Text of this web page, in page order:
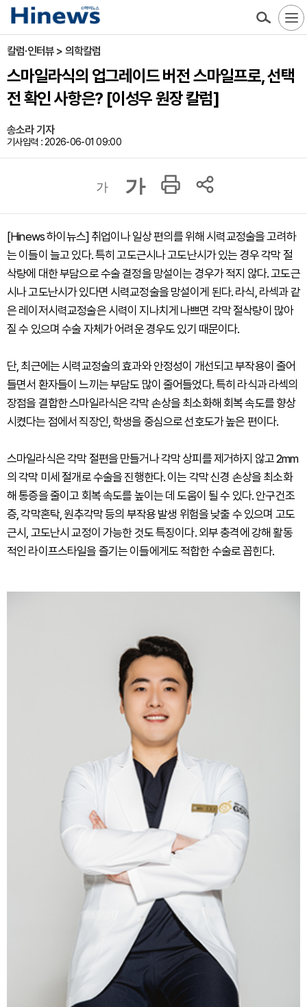
칼럼·인터뷰 > 의학칼럼
스마일라식의 업그레이드 버전 스마일프로, 선택
전 확인 사항은? [이성우 원장 칼럼]
송소라 기자
기사입력 : 2026-06-01 09:00
가 가
[Hinews 하이뉴스] 취업이나 일상 편의를 위해 시력교정술을 고려하
는 이들이 늘고 있다. 특히 고도근시나 고도난시가 있는 경우 각막 절
삭량에 대한 부담으로 수술 결정을 망설이는 경우가 적지 않다. 고도근
시나 고도난시가 있다면 시력교정술을 망설이게 된다. 라식, 라섹과 같
은 레이저시력교정술은 시력이 지나치게 나쁘면 각막 절삭량이 많아
질 수 있으며 수술 자체가 어려운 경우도 있기 때문이다.
단, 최근에는 시력교정술의 효과와 안정성이 개선되고 부작용이 줄어
들면서 환자들이 느끼는 부담도 많이 줄어들었다. 특히 라식과 라섹의
장점을 결합한 스마일라식은 각막 손상을 최소화해 회복 속도를 향상
시켰다는 점에서 직장인, 학생을 중심으로 선호도가 높은 편이다.
스마일라식은 각막 절편을 만들거나 각막 상피를 제거하지 않고 2mm
의 각막 미세 절개로 수술을 진행한다. 이는 각막 신경 손상을 최소화
해 통증을 줄이고 회복 속도를 높이는 데 도움이 될 수 있다. 안구건조
증, 각막혼탁, 원추각막 등의 부작용 발생 위험을 낮출 수 있으며 고도
근시, 고도난시 교정이 가능한 것도 특징이다. 외부 충격에 강해 활동
적인 라이프스타일을 즐기는 이들에게도 적합한 수술로 꼽힌다.